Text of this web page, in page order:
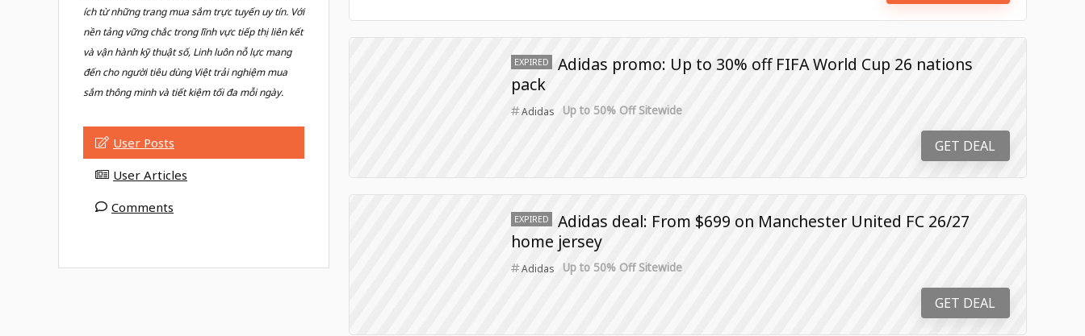
ích từ những trang mua sắm trực tuyến uy tín. Với
nền tảng vững chắc trong lĩnh vực tiếp thị liên kết
và vận hành kỹ thuật số, Linh luôn nỗ lực mang
đến cho người tiêu dùng Việt trải nghiệm mua
sắm thông minh và tiết kiệm tối đa mỗi ngày.
User Posts
User Articles
Comments
EXPIRED
Adidas promo: Up to 30% off FIFA World Cup 26 nations
pack
Adidas Up to 50% Off Sitewide
GET DEAL
EXPIRED
Adidas deal: From $699 on Manchester United FC 26/27
home jersey
Adidas Up to 50% Off Sitewide
GET DEAL